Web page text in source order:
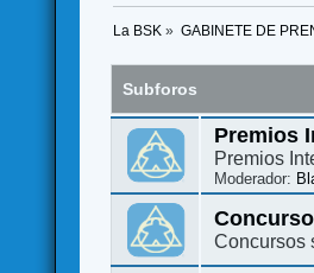
La BSK » GABINETE DE
Subforos
Premios
Premios
Moderador:
Concursos